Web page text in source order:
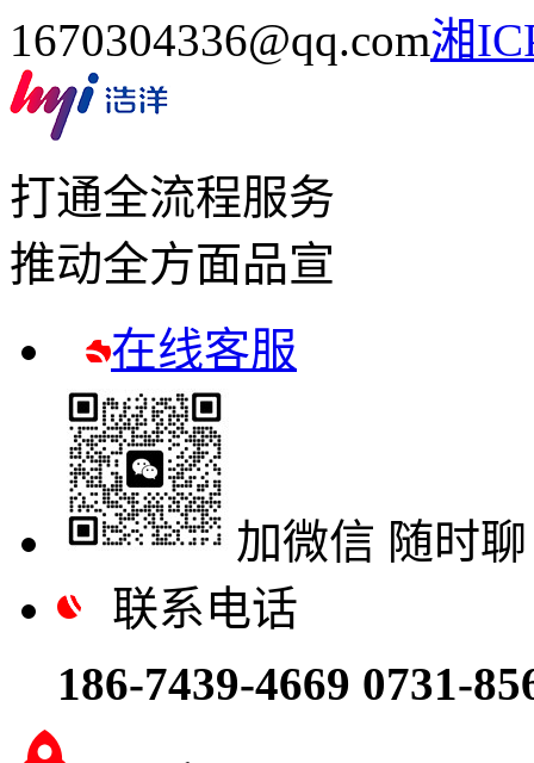
1670304336@qq.com湘
打通全流程服务
推动全方面品宣
在线客服
加微信 随时聊
联系电话
186-7439-4669 0731-